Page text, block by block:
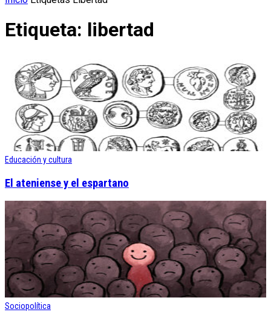
Etiqueta: libertad
Educación y cultura
El ateniense y el espartano
Sociopolítica